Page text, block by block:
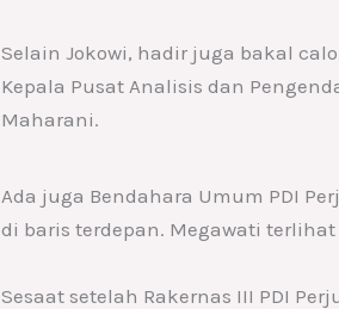
Selain Jokowi, hadir juga bakal
Kepala Pusat Analisis dan
Maharani.
Ada juga Bendahara Umum PDI
di baris terdepan. Megawati
Sesaat setelah Rakernas III PDI